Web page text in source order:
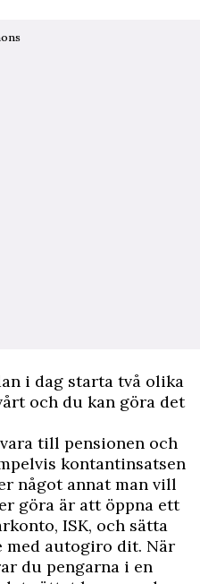
i dag starta två olika
och du kan göra det
till pensionen och
kontantinsatsen
något annat man vill
göra är att öppna ett
ISK, och sätta
med autogiro dit. När
du pengarna i en